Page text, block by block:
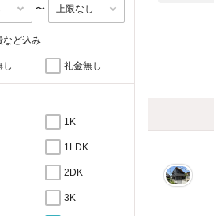
〜
など込み
し 礼金無し
1K
1LDK
2DK
3K